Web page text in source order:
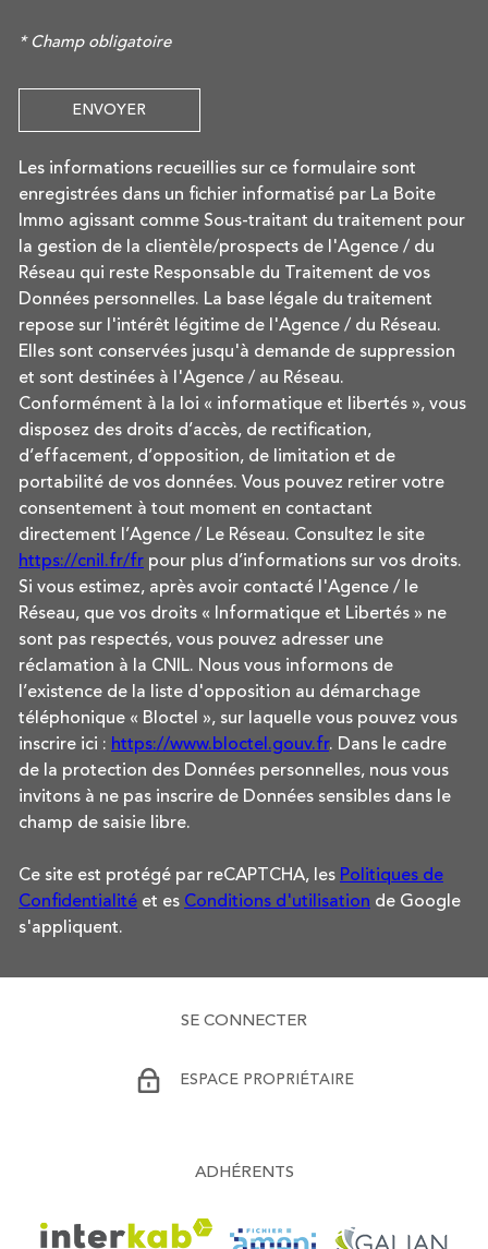
* Champ obligatoire
ENVOYER
Les informations recueillies sur ce formulaire sont
enregistrées dans un fichier informatisé par La Boite
Immo agissant comme Sous-traitant du traitement pour
la gestion de la clientèle/prospects de l'Agence / du
Réseau qui reste Responsable du Traitement de vos
Données personnelles. La base légale du traitement
repose sur l'intérêt légitime de l'Agence / du Réseau.
Elles sont conservées jusqu'à demande de suppression
et sont destinées à l'Agence / au Réseau.
Conformément à la loi « informatique et libertés », vous
disposez des droits d’accès, de rectification,
d’effacement, d’opposition, de limitation et de
portabilité de vos données. Vous pouvez retirer votre
consentement à tout moment en contactant
directement l’Agence / Le Réseau. Consultez le site
https://cnil.fr/fr pour plus d’informations sur vos droits.
Si vous estimez, après avoir contacté l'Agence / le
Réseau, que vos droits « Informatique et Libertés » ne
sont pas respectés, vous pouvez adresser une
réclamation à la CNIL. Nous vous informons de
l’existence de la liste d'opposition au démarchage
téléphonique « Bloctel », sur laquelle vous pouvez vous
inscrire ici : https://www.bloctel.gouv.fr. Dans le cadre
de la protection des Données personnelles, nous vous
invitons à ne pas inscrire de Données sensibles dans le
champ de saisie libre.
Ce site est protégé par reCAPTCHA, les Politiques de
Confidentialité et es Conditions d'utilisation de Google
s'appliquent.
SE CONNECTER
ESPACE PROPRIÉTAIRE
ADHÉRENTS